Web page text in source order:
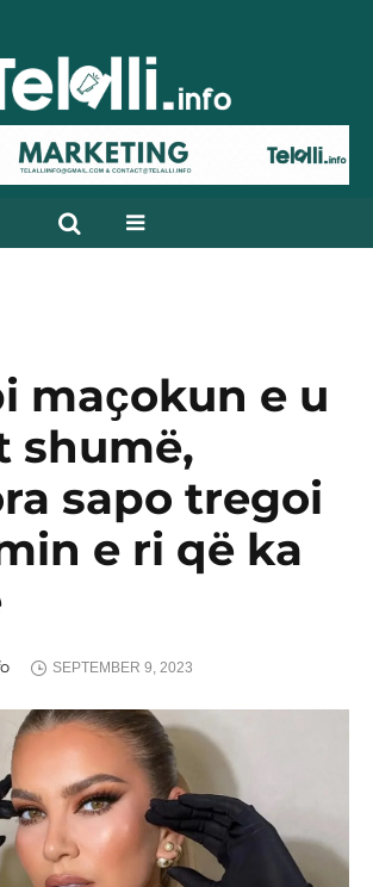
maҫokun e u
shumë,
sapo tregoi
e ri që ka
SEPTEMBER 9, 2023